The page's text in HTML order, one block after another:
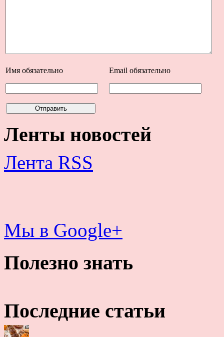
Имя обязательно Email обязательно
Ленты новостей
Лента RSS
Мы в Google+
Полезно знать
Последние статьи